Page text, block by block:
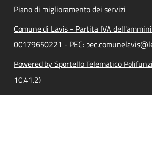
Piano di miglioramento dei servizi
Comune di Lavis - Partita IVA
00179650221 - PEC:
Powered by Sportello Telematico
10.41.2)